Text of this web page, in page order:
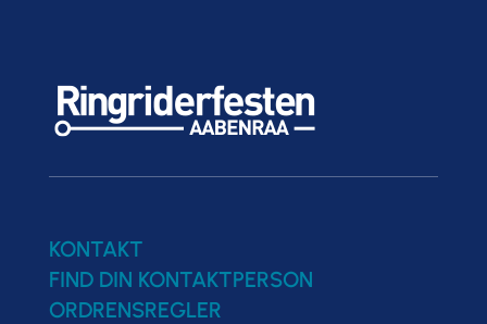
KONTAKT
FIND DIN KONTAKTPERSON
ORDRENSREGLER